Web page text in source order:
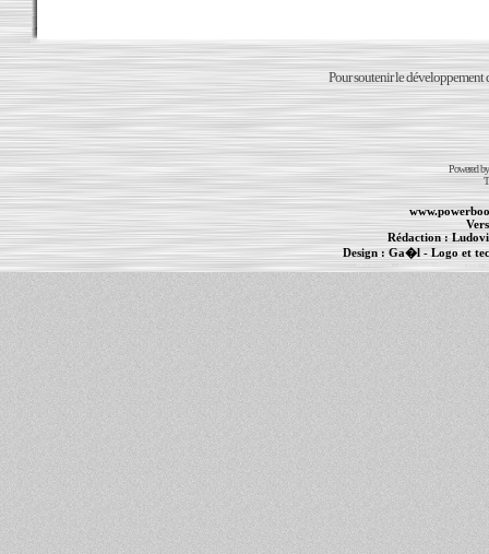
Pour soutenir le développement
Powered
Rédaction :
Design : Ga�l - Logo et